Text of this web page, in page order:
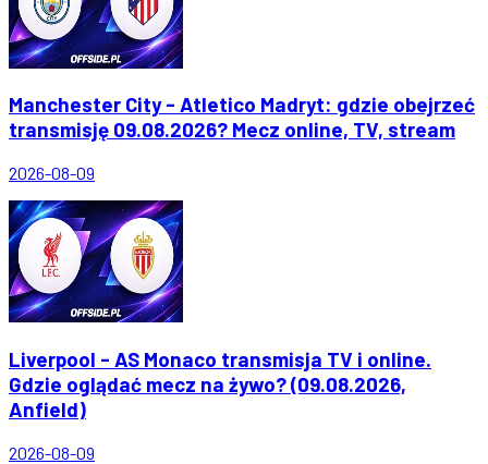
Manchester City - Atletico Madryt: gdzie obejrzeć
transmisję 09.08.2026? Mecz online, TV, stream
2026-08-09
Liverpool - AS Monaco transmisja TV i online.
Gdzie oglądać mecz na żywo? (09.08.2026,
Anfield)
2026-08-09